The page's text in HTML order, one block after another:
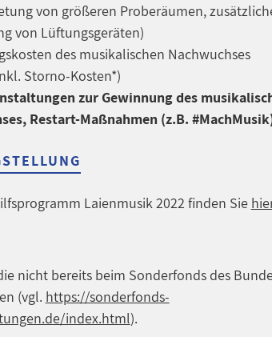
von größeren Proberäumen,
von Lüftungsgeräten)
des musikalischen Nachwuchses
Storno-Kosten*)
zur Gewinnung des
Restart-Maßnahmen (z.B.
Laienmusik 2022 finden Sie
nicht bereits beim Sonderfonds des
(vgl. https://sonderfonds-
index.html).